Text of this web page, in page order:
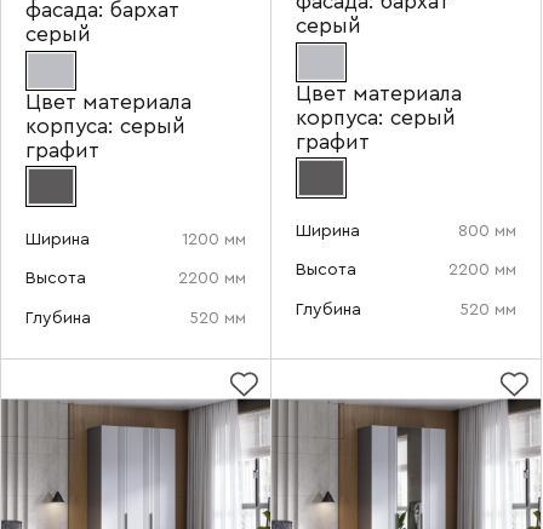
фасада: бархат
серый
Цвет материала
корпуса: серый
графит
Ширина 1200 мм
Высота 2200 мм
Глубина 520 мм
серый
Цвет материала
корпуса: серый
графит
Ширина 800 мм
Высота 2200 мм
Глубина 520 мм